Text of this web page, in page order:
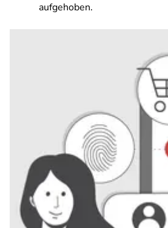
aufgehoben.